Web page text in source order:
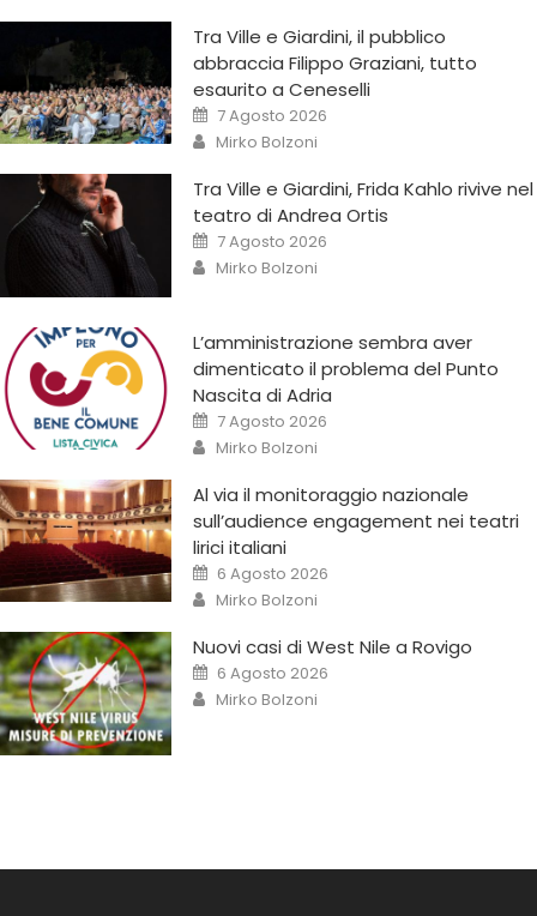
Tra Ville e Giardini, il pubblico
abbraccia Filippo Graziani, tutto
esaurito a Ceneselli
7 Agosto 2026
Mirko Bolzoni
Tra Ville e Giardini, Frida Kahlo rivive nel
teatro di Andrea Ortis
7 Agosto 2026
Mirko Bolzoni
L’amministrazione sembra aver
dimenticato il problema del Punto
Nascita di Adria
7 Agosto 2026
Mirko Bolzoni
Al via il monitoraggio nazionale
sull’audience engagement nei teatri
lirici italiani
6 Agosto 2026
Mirko Bolzoni
Nuovi casi di West Nile a Rovigo
6 Agosto 2026
Mirko Bolzoni